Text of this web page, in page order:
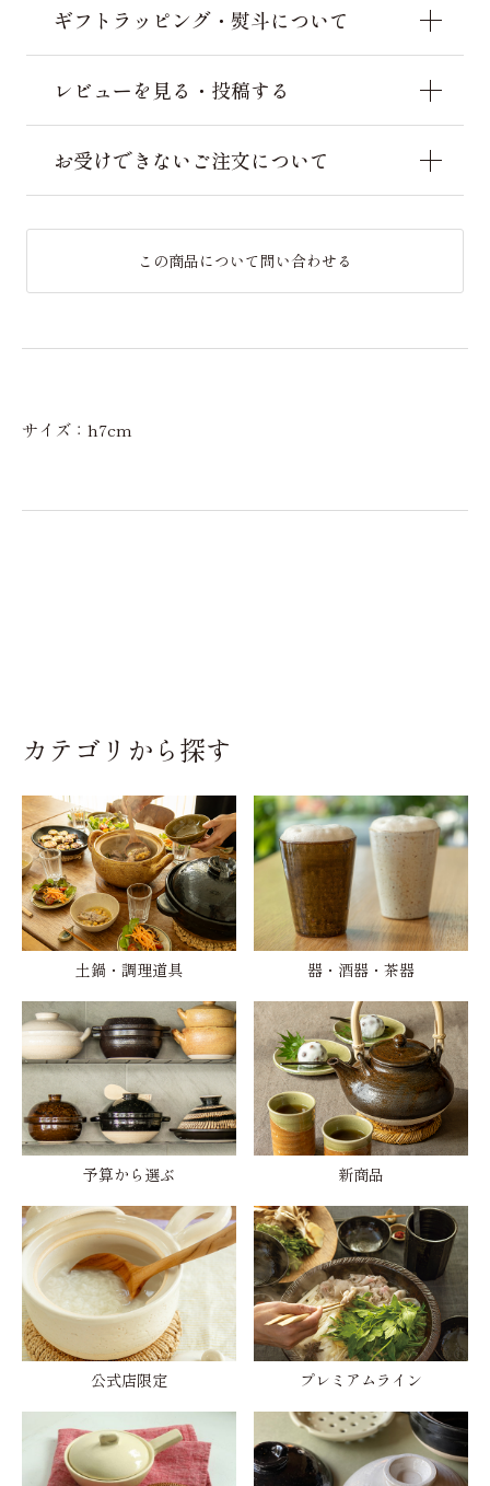
ギフトラッピング・熨斗について
レビューを見る・投稿する
お受けできないご注文について
この商品について問い合わせる
サイズ：h7cm
カテゴリから探す
土鍋・調理道具 器・酒器・茶器
予算から選ぶ 新商品
公式店限定 プレミアムライン